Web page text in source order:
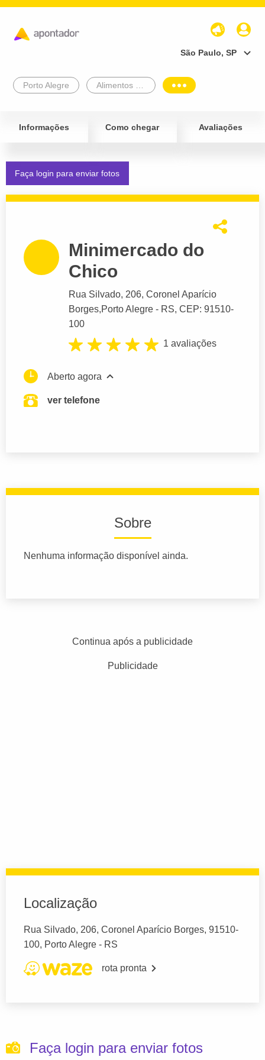
São Paulo, SP
Porto Alegre
Informações Como chegar Avaliações
Faça login para enviar fotos
Minimercado do
Chico
Rua Silvado, 206, Coronel Aparício
Borges,Porto Alegre - RS, CEP: 91510-
100
1 avaliações
Aberto agora
ver telefone
Sobre
Nenhuma informação disponível ainda.
Continua após a publicidade
Publicidade
Localização
Rua Silvado, 206, Coronel Aparício Borges, 91510-
100, Porto Alegre - RS
rota pronta
Faça login para enviar fotos